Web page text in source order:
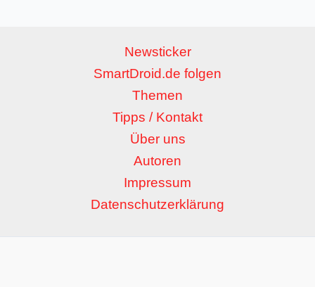
Newsticker
SmartDroid.de folgen
Themen
Tipps / Kontakt
Über uns
Autoren
Impressum
Datenschutzerklärung